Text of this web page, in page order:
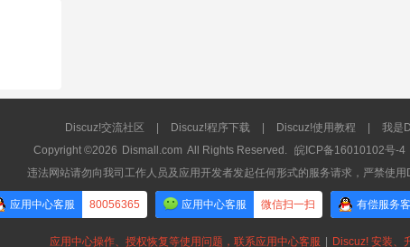
Discuz!交流社区 Discuz!程序下载 Discuz!使用教程 我是
Copyright ©2026 Dismall.com All Rights Reserved. 皖ICP备16010102号-4
违法网站请勿向我司工作人员及应用开发者发起任何形式的服务请求，严禁使
应用中心客服 80056365 应用中心客服 微信扫一扫 有偿服务
应用中心操作、授权恢复等使用问题，联系应用中心客服 Discuz! 安装、